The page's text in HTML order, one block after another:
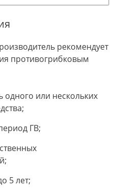
рекомендует
противогрибковым
одного или нескольких
ГВ;
5 лет;